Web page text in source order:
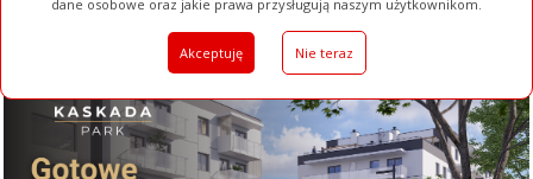
dane osobowe oraz jakie prawa przysługują naszym użytkownikom.
Akceptuję Nie teraz